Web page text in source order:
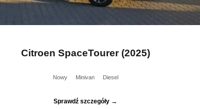
Citroen SpaceTourer (2025)
Nowy Minivan Diesel
Sprawdź szczegóły →